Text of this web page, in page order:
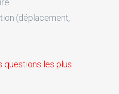
(déplacement,
questions les plus